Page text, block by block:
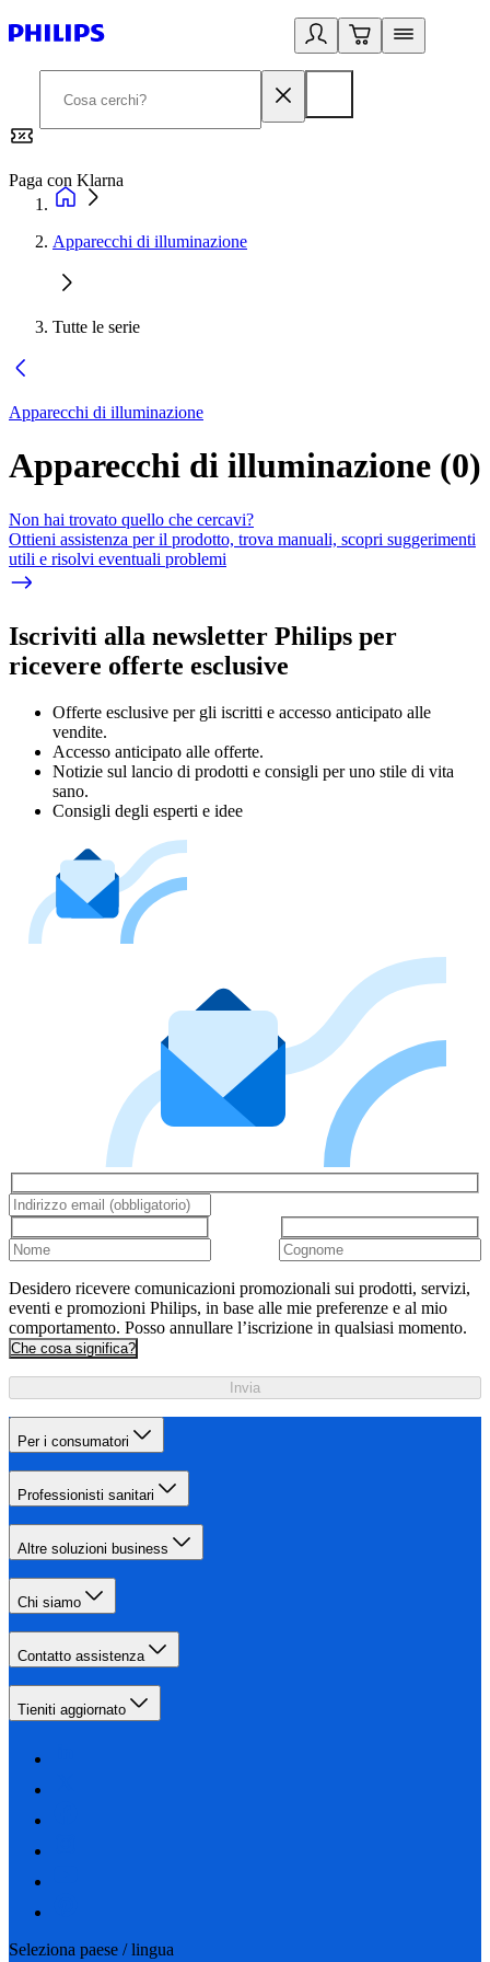
Paga con Klarna
Apparecchi di illuminazione
Tutte le serie
Apparecchi di illuminazione
Apparecchi di illuminazione (0)
Non hai trovato quello che cercavi?
Ottieni assistenza per il prodotto, trova manuali, scopri suggerimenti
utili e risolvi eventuali problemi
Iscriviti alla newsletter Philips per
ricevere offerte esclusive
Offerte esclusive per gli iscritti e accesso anticipato alle
vendite.
Accesso anticipato alle offerte.
Notizie sul lancio di prodotti e consigli per uno stile di vita
sano.
Consigli degli esperti e idee
Desidero ricevere comunicazioni promozionali sui prodotti, servizi,
eventi e promozioni Philips, in base alle mie preferenze e al mio
comportamento. Posso annullare l’iscrizione in qualsiasi momento.
Che cosa significa?
Invia
Per i consumatori
Professionisti sanitari
Altre soluzioni business
Chi siamo
Contatto assistenza
Tieniti aggiornato
Seleziona paese / lingua